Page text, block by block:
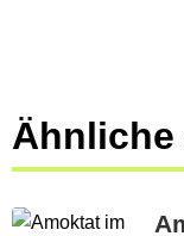
Ähnliche